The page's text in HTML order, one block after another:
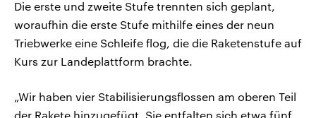
Die erste und zweite Stufe trennten sich geplant,
woraufhin die erste Stufe mithilfe eines der neun
Triebwerke eine Schleife flog, die die Raketenstufe auf
Kurs zur Landeplattform brachte.
„Wir haben vier Stabilisierungsflossen am oberen Teil
der Rakete hinzugefügt. Sie entfalten sich etwa fünf